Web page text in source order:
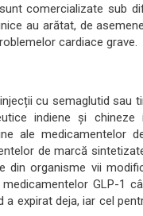
comercializate sub
au arătat, de
cardiace grave.
cu semaglutid sau
indiene și
ale medicamentelor
de marcă
organisme vii
GLP-1
expirat deja, iar cel